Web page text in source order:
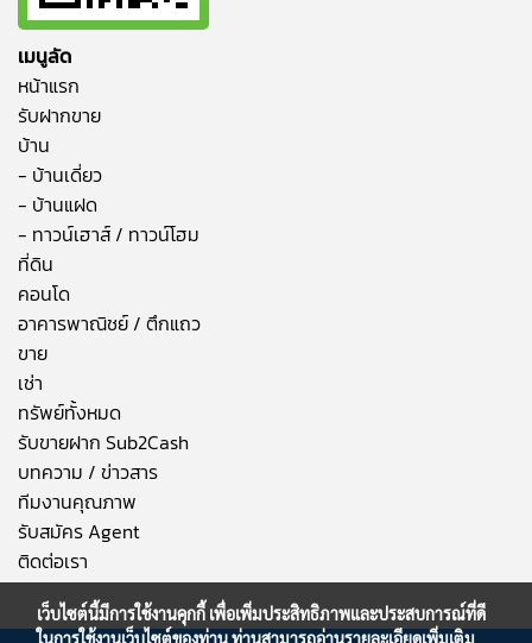
เมนูลัด
หน้าแรก
รับฝากขาย
บ้าน
- บ้านเดี่ยว
- บ้านแฝด
- ทาวน์เฮาส์ / ทาวน์โฮม
ที่ดิน
คอนโด
อาคารพาณิชย์ / ตึกแถว
ขาย
เช่า
ทรัพย์ทั้งหมด
รับขายฝาก Sub2Cash
บทความ / ข่าวสาร
ทีมงานคุณภาพ
รับสมัคร Agent
ติดต่อเรา
เว็บไซต์นี้มีการใช้งานคุกกี้ เพื่อเพิ่มประสิทธิภาพและประสบการณ์ที่ดี
ในการใช้งานเว็บไซต์ของท่าน ท่านสามารถอ่านรายละเอียดเพิ่มเติม